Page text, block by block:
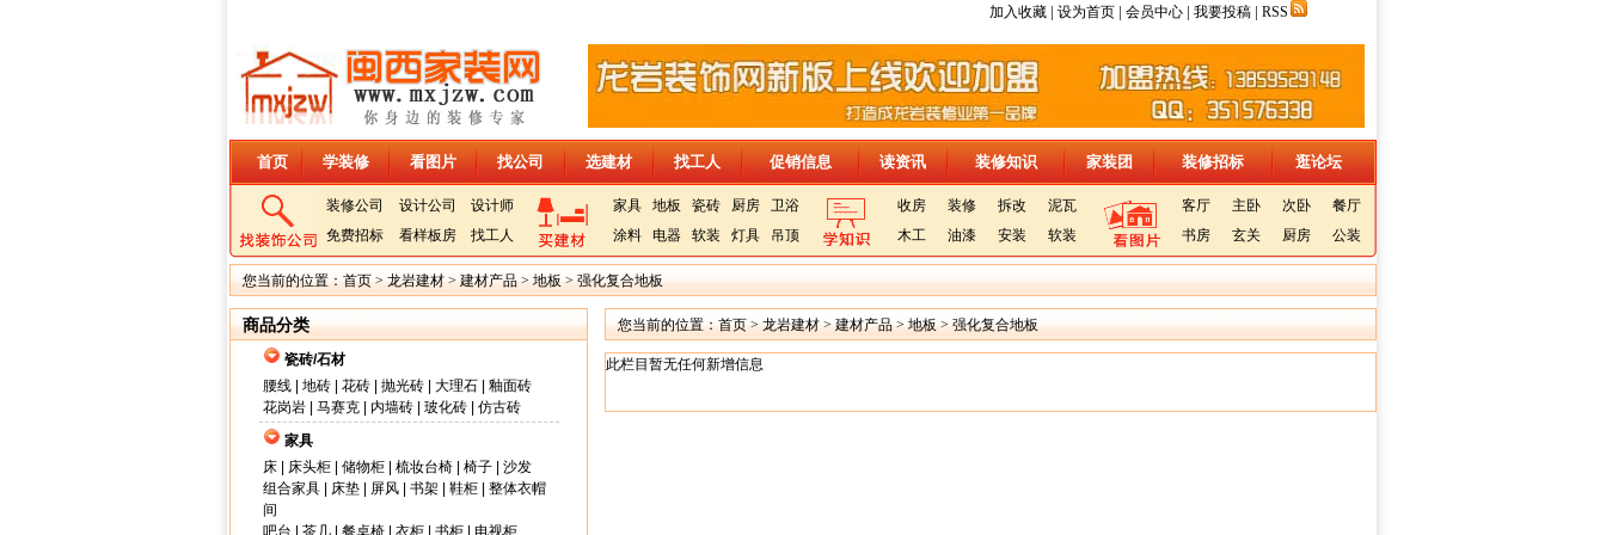
加入收藏 | 设为首页 | 会员中心 | 我要投稿 | RSS
首页 学装修 看图片 找公司 选建材 找工人 促销信息 读资讯 装修知识 家装团 装修招标 逛论坛
装修公司 设计公司
设计师
免费招标
看样板房 找工人
家具 地板 瓷砖 厨房
卫浴
涂料
电器 软装 灯具 吊顶
收房 装修 拆改
泥瓦
木工
油漆 安装 软装
客厅 主卧 次卧
餐厅
书房
玄关 厨房 公装
您当前的位置：首页>龙岩建材>建材产品>地板>强化复合地板
商品分类
瓷砖/石材
腰线| 地砖| 花砖| 抛光砖| 大理石| 釉面砖
花岗岩| 马赛克| 内墙砖| 玻化砖| 仿古砖
家具
床| 床头柜| 储物柜| 梳妆台椅| 椅子| 沙发
组合家具| 床垫| 屏风| 书架| 鞋柜| 整体衣帽
间
吧台
茶几| 餐桌椅| 衣柜| 书柜| 电视柜
您当前的位置：首页>龙岩建材>建材产品>地板>强化复合地板
此栏目暂无任何新增信息